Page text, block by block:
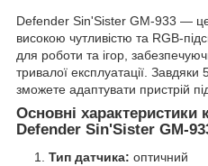
Defender Sin'Sister GM-933 —
високою чутливістю та RGB-
для роботи та ігор,
тривалої експлуатації.
зможете адаптувати пристрій
Основні
Defender Sin'Sister GM-
Тип датчика: оптичний